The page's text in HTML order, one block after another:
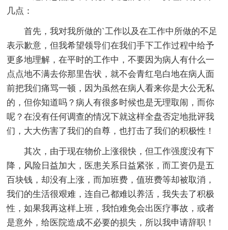
几点：
首先，我对我所做的`工作以及在工作中所做的不足
表示歉意，但我希望领导们在我们手下工作过程中给予
更多地理解，在平时的工作中，不要因为病人有什么一
点点地不满去你那里告状，就不会青红皂白地在病人面
前把我们痛骂一顿，因为虽然在病人看来你是大公无私
的，但你知道吗？病人有很多时候也是无理取闹，而你
呢？在没有任何调查的情况下就这样全盘否定地批评我
们，大大伤害了我们的自尊，也打击了我们的积极性！
其次，由于现在物价上涨很快，但工作强度没有下
降，风险日益加大，医患关系日益紧张，而工资仍是五
百块钱，却没有上涨，而加班费，值班费等却被取消，
我们的生活很艰难，连自己都难以养活，我失去了积极
性，如果我再这样上班，我怕难免会出医疗事故，或者
是意外，给医院造成不必要的损失，所以我申请辞职！